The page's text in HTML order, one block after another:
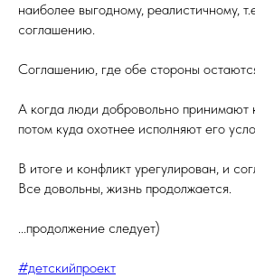
наиболее выгодному, реалистичному,
соглашению.
Соглашению, где обе стороны
А когда люди добровольно принимают
потом куда охотнее исполняют его
В итоге и конфликт урегулирован, и
Все довольны, жизнь продолжается.
...продолжение следует)
#детскийпроект